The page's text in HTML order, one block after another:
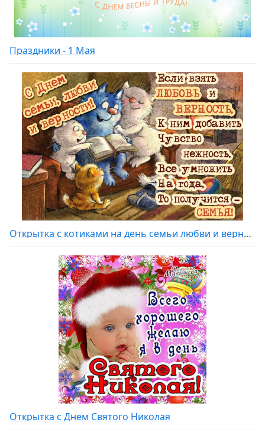
Праздники - 1 Мая
Открытка с котиками на день семьи любви и верности
Открытка с Днем Святого Николая